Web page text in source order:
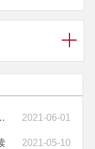
南（2021年版）》解读 2021-06-01
2021-05-10